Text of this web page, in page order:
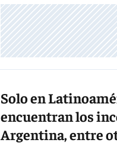
Solo en
encuentran los
Argentina, entre